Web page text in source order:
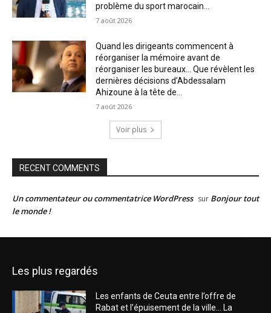
problème du sport marocain...
7 août 2026
Quand les dirigeants commencent à
réorganiser la mémoire avant de
réorganiser les bureaux… Que révèlent les
dernières décisions d’Abdessalam
Ahizoune à la tête de...
7 août 2026
Voir plus
RECENT COMMENTS
Un commentateur ou commentatrice WordPress sur Bonjour tout
le monde !
Les plus regardés
Les enfants de Ceuta entre l’offre de
Rabat et l’épuisement de la ville… La